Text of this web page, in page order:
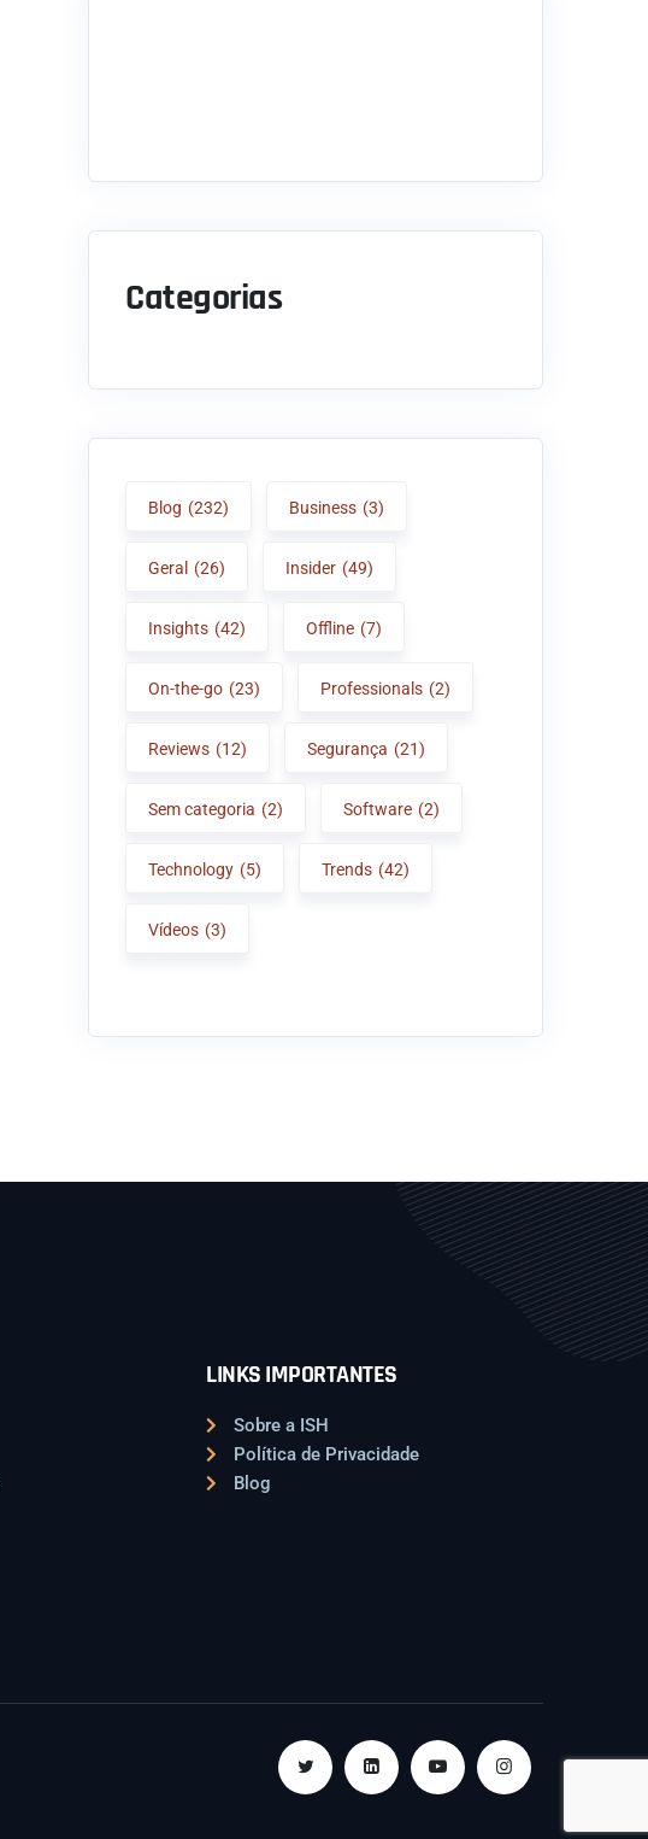
Categorias
Blog (232) Business (3)
Geral (26) Insider (49)
Insights (42) Offline (7)
On-the-go (23) Professionals (2)
Reviews (12) Segurança (21)
Sem categoria (2) Software (2)
Technology (5) Trends (42)
Vídeos (3)
LINKS IMPORTANTES
Sobre a ISH
Política de Privacidade
Blog